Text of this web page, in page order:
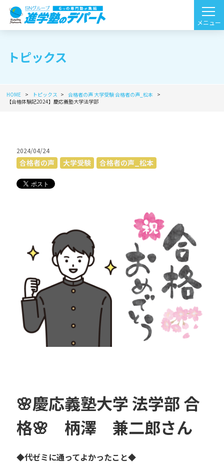
トピックス
HOME トピックス 合格者の声 大学受験合格者の声_松本
【合格体験記2024】慶応義塾大学法学部
2024/04/24
合格者の声 大学受験 合格者の声_松本
🌸慶応義塾大学 法学部 合
格🌸 柄澤 兼二郎さん
◆代ゼミに通ってよかったこと◆